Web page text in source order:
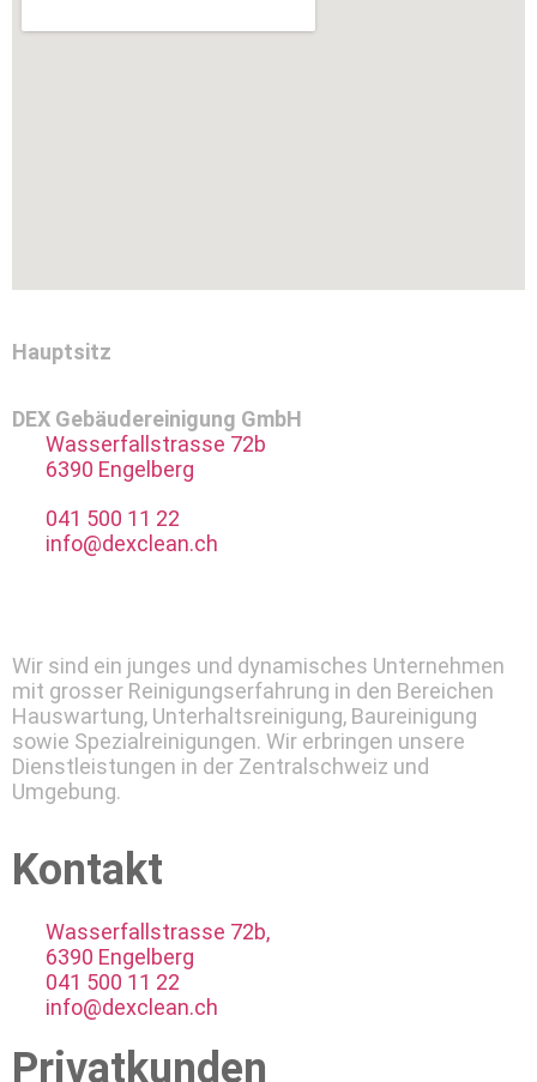
Hauptsitz
DEX Gebäudereinigung GmbH
Wasserfallstrasse 72b
6390 Engelberg
041 500 11 22
info@dexclean.ch
Wir sind ein junges und dynamisches Unternehmen
mit grosser Reinigungserfahrung in den Bereichen
Hauswartung, Unterhaltsreinigung, Baureinigung
sowie Spezialreinigungen. Wir erbringen unsere
Dienstleistungen in der Zentralschweiz und
Umgebung.
Kontakt
Wasserfallstrasse 72b,
6390 Engelberg
041 500 11 22
info@dexclean.ch
Privatkunden